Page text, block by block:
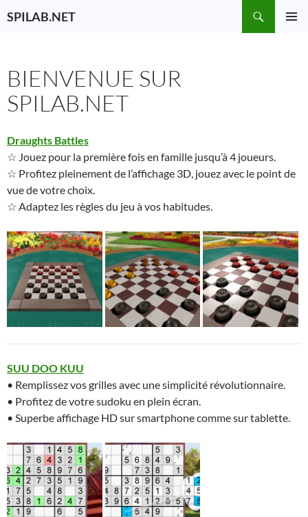
auSPILAB.NET
BIENVENUE SUR
SPILAB.NET
Draughts Battles
☆ Jouez pour la première fois en famille jusqu’à 4 joueurs.
☆ Profitez pleinement de l’affichage 3D, jouez avec le point de
vue de votre choix.
☆ Adaptez les règles du jeu à vos habitudes.
SUU DOO KUU
• Remplissez vos grilles avec une simplicité révolutionnaire.
• Profitez de votre sudoku en plein écran.
• Superbe affichage HD sur smartphone comme sur tablette.